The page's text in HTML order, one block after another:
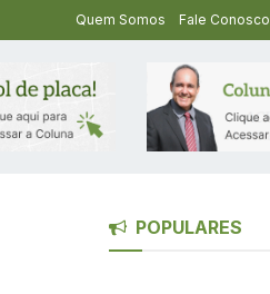
Quem Somos Fale Conosco
POPULARES